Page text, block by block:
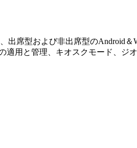
出席型および非出席型の
適用と管理、キオスクモード、